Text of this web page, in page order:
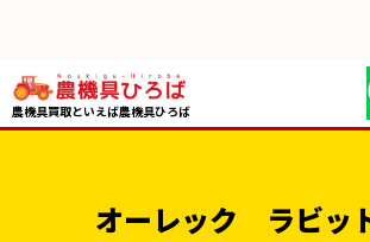
農機具買取といえば農機具ひろば
オーレック ラビッ